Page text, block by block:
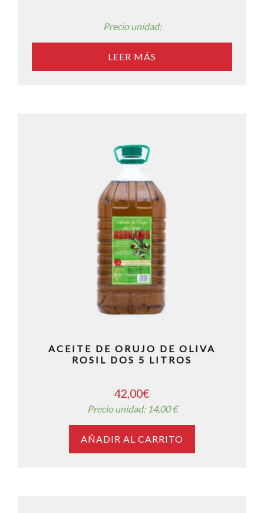
Precio unidad:
LEER MÁS
ACEITE DE ORUJO DE OLIVA
ROSIL DOS 5 LITROS
42,00€
Precio unidad: 14,00 €
AÑADIR AL CARRITO